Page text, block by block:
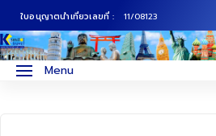
ใบอนุญาตนำเที่ยวเลขที่ : 11/08123
Menu
ทัวร์ญี่ปุ่น
ภาคเหนือ